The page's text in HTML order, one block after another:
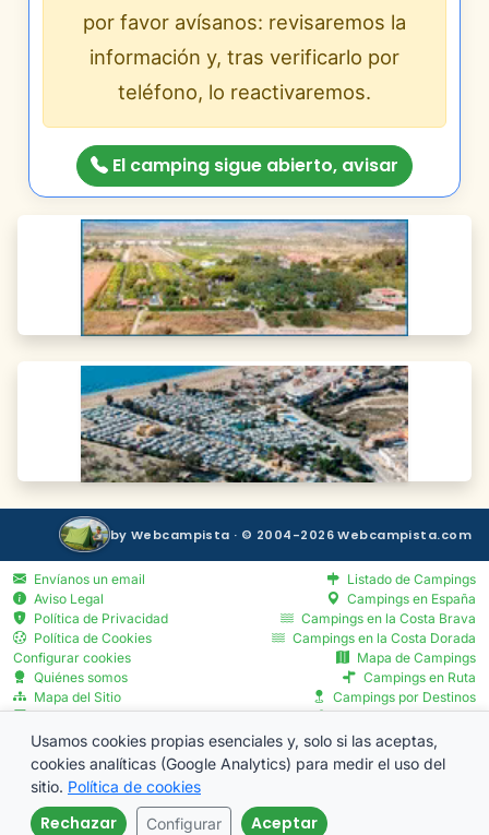
por favor avísanos: revisaremos la
información y, tras verificarlo por
teléfono, lo reactivaremos.
El camping sigue abierto, avisar
by Webcampista · © 2004-2026 Webcampista.com
Envíanos un email
Aviso Legal
Política de Privacidad
Política de Cookies
Configurar cookies
Quiénes somos
Mapa del Sitio
Blog
Menú Profesionales
Listado de Campings
Campings en España
Campings en la Costa Brava
Campings en la Costa Dorada
Mapa de Campings
Campings en Ruta
Campings por Destinos
Servicios por Provincia
Usamos cookies propias esenciales y, solo si las aceptas,
cookies analíticas (Google Analytics) para medir el uso del
sitio. Política de cookies
Rechazar Configurar Aceptar